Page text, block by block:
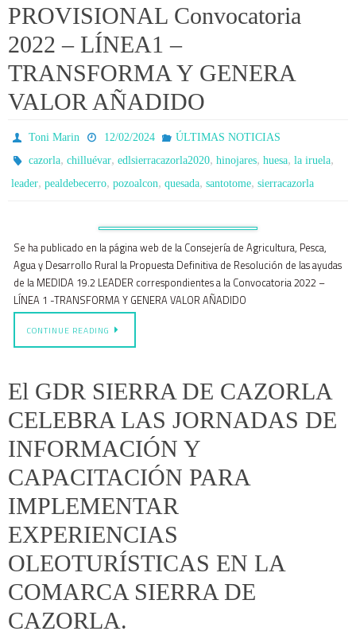
PROVISIONAL Convocatoria
2022 – LÍNEA1 –
TRANSFORMA Y GENERA
VALOR AÑADIDO
Toni Marin 12/02/2024
ÚLTIMAS NOTICIAS
cazorla,chilluévar,edlsierracazorla2020,hinojares,huesa,la iruela,
leader, pealdebecerro, pozoalcon, quesada, santotome, sierracazorla
Se ha publicado en la página web de la Consejería de Agricultura, Pesca,
Agua y Desarrollo Rural la Propuesta Definitiva de Resolución de las ayudas
de la MEDIDA 19.2 LEADER correspondientes a la Convocatoria 2022 –
LÍNEA 1 -TRANSFORMA Y GENERA VALOR AÑADIDO
CONTINUE READING
El GDR SIERRA DE CAZORLA
CELEBRA LAS JORNADAS DE
INFORMACIÓN Y
CAPACITACIÓN PARA
IMPLEMENTAR
EXPERIENCIAS
OLEOTURÍSTICAS EN LA
COMARCA SIERRA DE
CAZORLA.